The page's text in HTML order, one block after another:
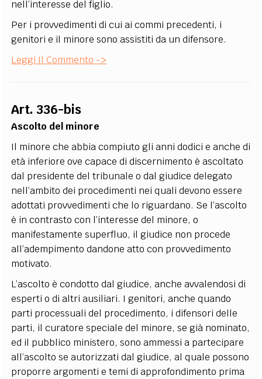
nell’interesse del figlio.
Per i provvedimenti di cui ai commi precedenti, i
genitori e il minore sono assistiti da un difensore.
Leggi Il Commento ->
Art. 336-bis
Ascolto del minore
Il minore che abbia compiuto gli anni dodici e anche di
età inferiore ove capace di discernimento è ascoltato
dal presidente del tribunale o dal giudice delegato
nell’ambito dei procedimenti nei quali devono essere
adottati provvedimenti che lo riguardano. Se l’ascolto
è in contrasto con l’interesse del minore, o
manifestamente superfluo, il giudice non procede
all’adempimento dandone atto con provvedimento
motivato.
L’ascolto è condotto dal giudice, anche avvalendosi di
esperti o di altri ausiliari. I genitori, anche quando
parti processuali del procedimento, i difensori delle
parti, il curatore speciale del minore, se già nominato,
ed il pubblico ministero, sono ammessi a partecipare
all’ascolto se autorizzati dal giudice, al quale possono
proporre argomenti e temi di approfondimento prima